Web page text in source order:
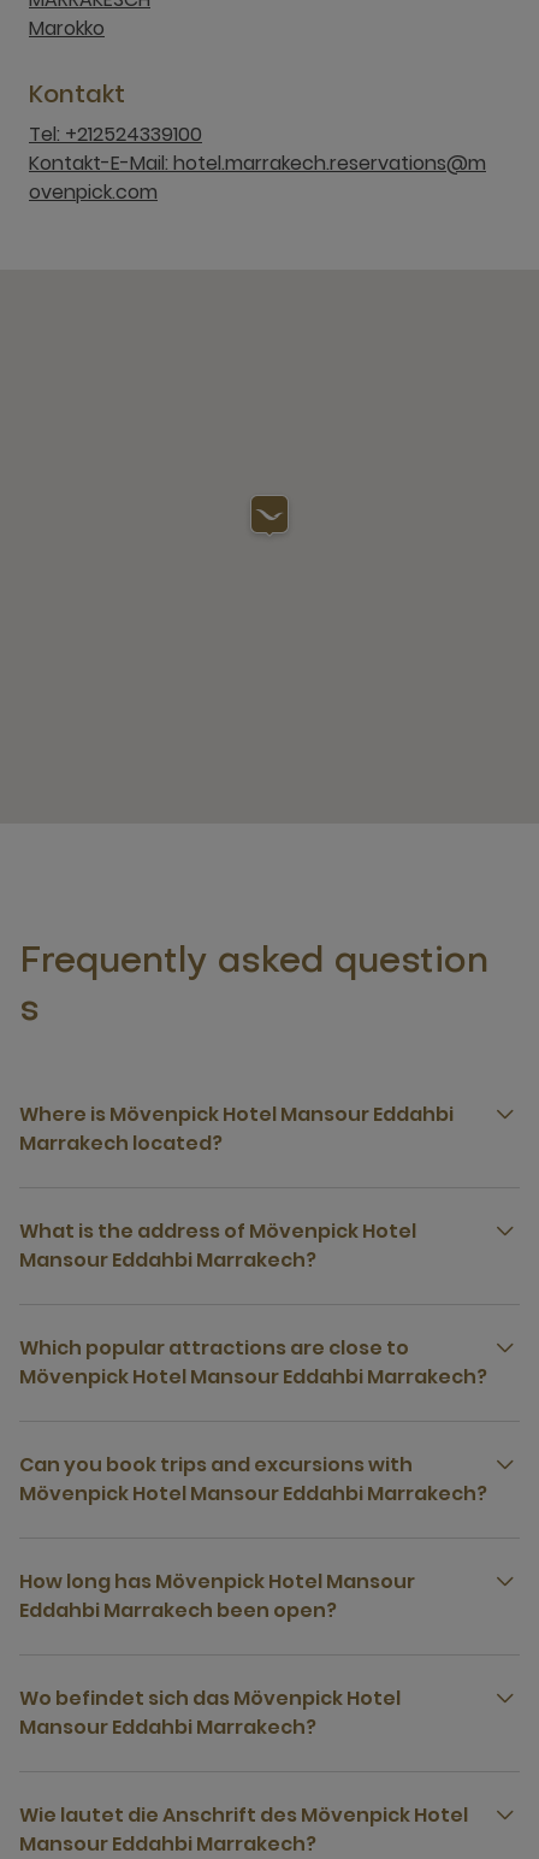
Marokko
Kontakt
Tel: +212524339100
Kontakt-E-Mail: hotel.marrakech.reservations@m
ovenpick.com
Frequently asked question
s
Where is Mövenpick Hotel Mansour Eddahbi
Marrakech located?
What is the address of Mövenpick Hotel
Mansour Eddahbi Marrakech?
Which popular attractions are close to
Mövenpick Hotel Mansour Eddahbi Marrakech?
Can you book trips and excursions with
Mövenpick Hotel Mansour Eddahbi Marrakech?
How long has Mövenpick Hotel Mansour
Eddahbi Marrakech been open?
Wo befindet sich das Mövenpick Hotel
Mansour Eddahbi Marrakech?
Wie lautet die Anschrift des Mövenpick Hotel
Mansour Eddahbi Marrakech?